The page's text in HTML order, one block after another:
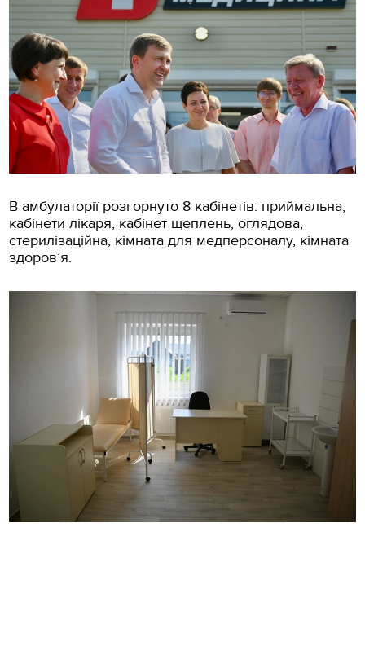
В амбулаторії розгорнуто 8 кабінетів: приймальна,
кабінети лікаря, кабінет щеплень, оглядова,
стерилізаційна, кімната для медперсоналу, кімната
здоров’я.